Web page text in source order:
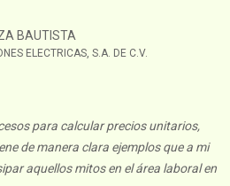
BAUTISTA
ELECTRICAS, S.A. DE C.V.
para calcular precios unitarios,
de manera clara ejemplos que a mi
aquellos mitos en el área laboral en